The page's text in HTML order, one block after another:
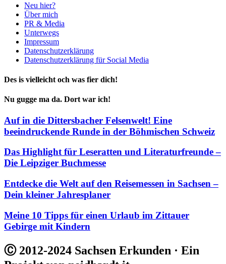
Neu hier?
Über mich
PR & Media
Unterwegs
Impressum
Datenschutzerklärung
Datenschutzerklärung für Social Media
Des is vielleicht och was fier dich!
Nu gugge ma da. Dort war ich!
Auf in die Dittersbacher Felsenwelt! Eine
beeindruckende Runde in der Böhmischen Schweiz
Das Highlight für Leseratten und Literaturfreunde –
Die Leipziger Buchmesse
Entdecke die Welt auf den Reisemessen in Sachsen –
Dein kleiner Jahresplaner
Meine 10 Tipps für einen Urlaub im Zittauer
Gebirge mit Kindern
Ⓒ 2012-2024 Sachsen Erkunden · Ein